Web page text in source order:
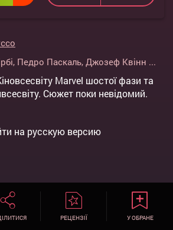
, Педро Паскаль, Джозеф Квінн ...
Marvel шостої фази та
Сюжет поки невідомий.
на русскую версию
РЕЦЕНЗІЇ У ОБРАНЕ